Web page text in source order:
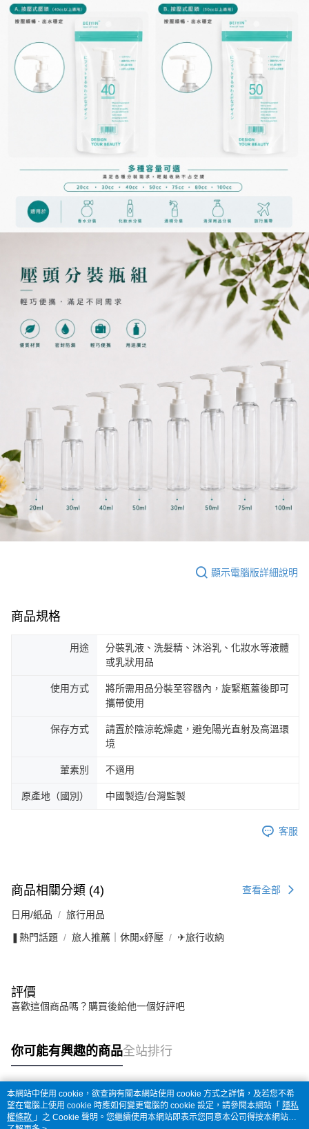
顯示電腦版詳細說明
商品規格
用途
分裝乳液、洗髮精、沐浴乳、化妝水等液體
或乳狀用品
使用方式
將所需用品分裝至容器內，旋緊瓶蓋後即可
攜帶使用
保存方式
請置於陰涼乾燥處，避免陽光直射及高溫環
境
葷素別 不適用
原產地（國別） 中國製造/台灣監製
客服
商品相關分類 (4) 查看全部
日用/紙品 旅行用品
❚熱門話題 旅人推薦｜休閒x紓壓 ✈旅行收納
評價
喜歡這個商品嗎？購買後給他一個好評吧
你可能有興趣的商品全站排行
熱門標籤
本網站中使用 cookie，欲查詢有關本網站使用 cookie 方式之詳情，及若您不希
望在電腦上使用 cookie 時應如何變更電腦的 cookie 設定，請參閱本網站「 隱私
權條款 」之 Cookie 聲明。您繼續使用本網站即表示您同意本公司得按本網站使